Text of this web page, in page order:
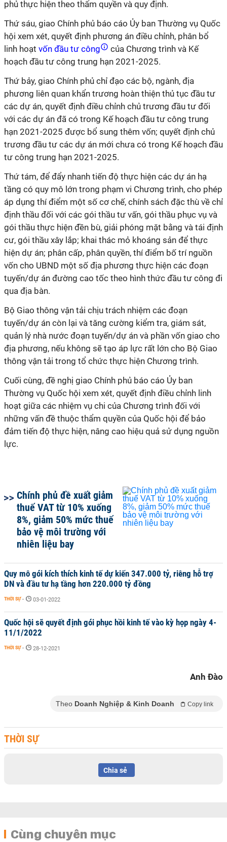
phủ thực hiện theo thẩm quyền và quy định.
Thứ sáu, giao Chính phủ báo cáo Ủy ban Thường vụ Quốc
hội xem xét, quyết định phương án điều chỉnh, phân bổ
linh hoạt vốn đầu tư công
của Chương trình và Kế
hoạch đầu tư công trung hạn 2021-2025.
Thứ bảy, giao Chính phủ chỉ đạo các bộ, ngành, địa
phương liên quan khẩn trương hoàn thiện thủ tục đầu tư
các dự án, quyết định điều chỉnh chủ trương đầu tư đối
với các dự án đã có trong Kế hoạch đầu tư công trung
hạn 2021-2025 được bổ sung thêm vốn; quyết định chủ
trương đầu tư các dự án mới chưa có trong Kế hoạch đầu
tư công trung hạn 2021-2025.
Thứ tám, để đẩy nhanh tiến độ thực hiện các dự án hạ
tầng có quy mô lớn trong phạm vi Chương trình, cho phép
áp dụng thí điểm một số cơ chế, chính sách đặc thù về chỉ
định thầu đối với các gói thầu tư vấn, gói thầu phục vụ và
gói thầu thực hiện đền bù, giải phóng mặt bằng và tái định
cư, gói thầu xây lắp; khai thác mỏ khoáng sản để thực
hiện dự án; phân cấp, phân quyền, thí điểm bố trí nguồn
vốn cho UBND một số địa phương thực hiện các đoạn
tuyến/dự án đường cao tốc theo hình thức đầu tư công đi
qua địa bàn.
Bộ Giao thông vận tải chịu trách nhiệm các đoạn
tuyến/dự án còn lại và tăng cường kiểm tra, giám sát,
quản lý nhà nước đoạn tuyến/dự án và phần vốn giao cho
địa phương, nếu không sẽ tạo áp lực rất lớn cho Bộ Giao
thông vận tải trong tổ chức thực hiện Chương trình.
Cuối cùng, đề nghị giao Chính phủ báo cáo Ủy ban
Thường vụ Quốc hội xem xét, quyết định điều chỉnh linh
hoạt giữa các nhiệm vụ chi của Chương trình đối với
những vấn đề thuộc thẩm quyền của Quốc hội để bảo
đảm tiến độ thực hiện, nâng cao hiệu quả sử dụng nguồn
lực.
Chính phủ đề xuất giảm
thuế VAT từ 10% xuống
8%, giảm 50% mức thuế
bảo vệ môi trường với
nhiên liệu bay
Quy mô gói kích thích kinh tế dự kiến 347.000 tỷ, riêng hỗ trợ
DN và đầu tư hạ tầng hơn 220.000 tỷ đồng
THỜI SỰ - 03-01-2022
Quốc hội sẽ quyết định gói phục hồi kinh tế vào kỳ họp ngày 4-
11/1/2022
THỜI SỰ - 28-12-2021
Anh Đào
Theo Doanh Nghiệp & Kinh Doanh Copy link
THỜI SỰ
Chia sẻ
Cùng chuyên mục